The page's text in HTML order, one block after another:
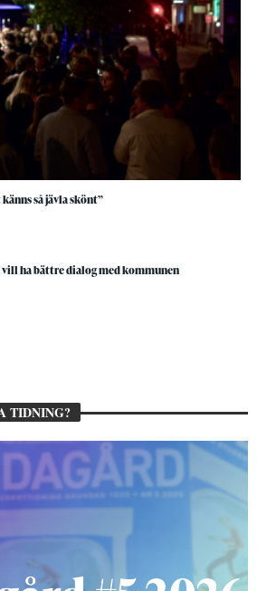
så jävla skönt”
vill ha bättre dialog med kommunen
TIDNING?